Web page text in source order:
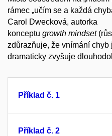
rámec „učím se a každá
Carol Dwecková, autorka
konceptu growth mindset
zdůrazňuje, že vnímání
dramaticky zvyšuje
Příklad č. 1
Příklad č. 2